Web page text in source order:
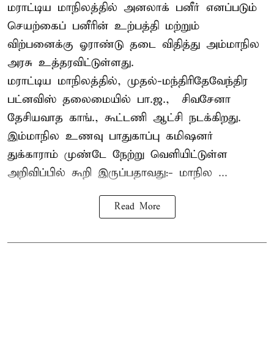
மராட்டிய மாநிலத்தில் அனலாக் பனீர் எனப்படும்
செயற்கைப் பனீரின் உற்பத்தி மற்றும்
விற்பனைக்கு ஓராண்டு தடை விதித்து அம்மாநில
அரசு உத்தரவிட்டுள்ளது.
மராட்டிய மாநிலத்தில், முதல்-மந்திரிதேவேந்திர
பட்னவிஸ் தலைமையில் பா.ஜ., – சிவசேனா –
தேசியவாத காங்., கூட்டணி ஆட்சி நடக்கிறது.
இம்மாநில உணவு பாதுகாப்பு கமிஷனர்
துக்காராம் முண்டே நேற்று வெளியிட்டுள்ள
அறிவிப்பில் கூறி இருப்பதாவது:- மாநில ...
Read More